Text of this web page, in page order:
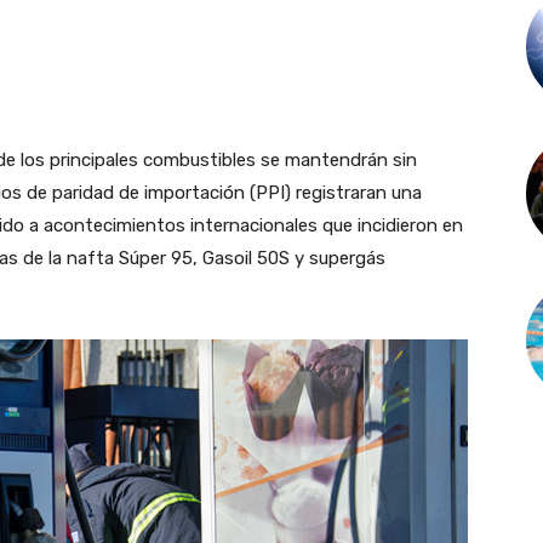
los principales combustibles se mantendrán sin
de paridad de importación (PPI) registraran una
a acontecimientos internacionales que incidieron en
de la nafta Súper 95, Gasoil 50S y supergás